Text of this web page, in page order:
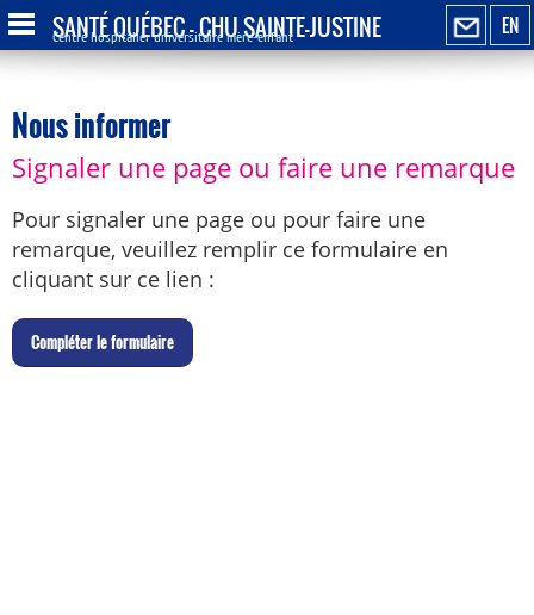
EN
SANTÉ QUÉBEC - CHU SAINTE-JUSTINE
Centre hospitalier universitaire mère-enfant
Nous informer
Signaler une page ou faire une remarque
Pour signaler une page ou pour faire une
remarque, veuillez remplir ce formulaire en
cliquant sur ce lien :
Compléter le formulaire